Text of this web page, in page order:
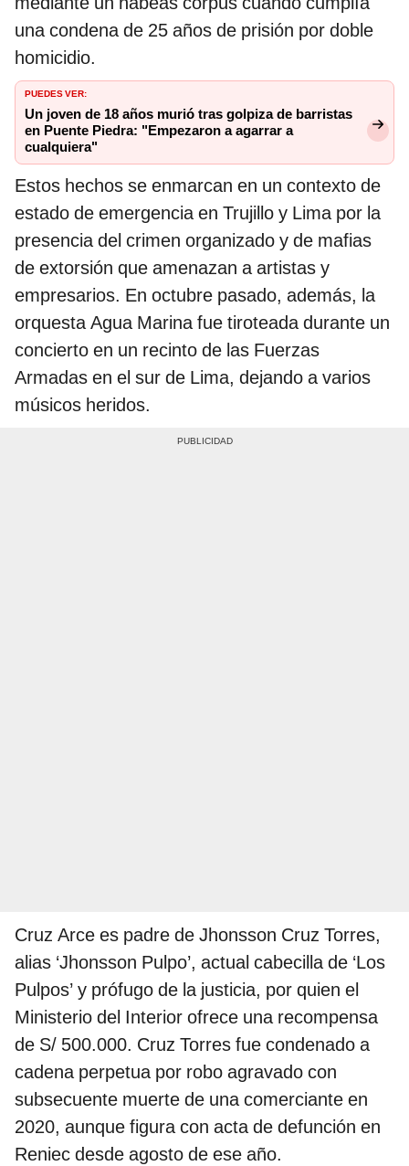
una condena de 25 años de prisión por doble
homicidio.
PUEDES VER:
Un joven de 18 años murió tras golpiza de barristas
en Puente Piedra: "Empezaron a agarrar a
cualquiera"
Estos hechos se enmarcan en un contexto de
estado de emergencia en Trujillo y Lima por la
presencia del crimen organizado y de mafias
de extorsión que amenazan a artistas y
empresarios. En octubre pasado, además, la
orquesta Agua Marina fue tiroteada durante un
concierto en un recinto de las Fuerzas
Armadas en el sur de Lima, dejando a varios
músicos heridos.
Cruz Arce es padre de Jhonsson Cruz Torres,
alias ‘Jhonsson Pulpo’, actual cabecilla de ‘Los
Pulpos’ y prófugo de la justicia, por quien el
Ministerio del Interior ofrece una recompensa
de S/ 500.000. Cruz Torres fue condenado a
cadena perpetua por robo agravado con
subsecuente muerte de una comerciante en
2020, aunque figura con acta de defunción en
Reniec desde agosto de ese año.